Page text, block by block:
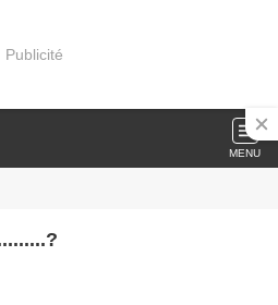
Publicité
MENU